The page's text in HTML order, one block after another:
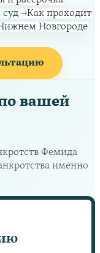
суд →Как проходит
Новгороде
вашей
Фемида
именно